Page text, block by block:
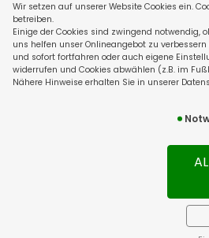
Wir setzen auf unserer Website Cookies ein.
betreiben.
Einige der Cookies sind zwingend notwendig,
uns helfen unser Onlineangebot zu
und sofort fortfahren oder auch eigene
widerrufen und Cookies abwählen (z.B. im
Nähere Hinweise erhalten Sie in unserer